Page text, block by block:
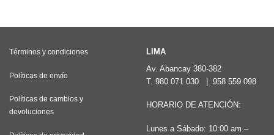
Las
pueden
Términos y condiciones
Políticas de envío
Políticas de cambios y
devoluciones
LIMA
Av. Abancay 380-382
T. 980 071 030 958 559 098
HORARIO DE ATENCIÓN:
Lunes a Sábado: 10:00 am –